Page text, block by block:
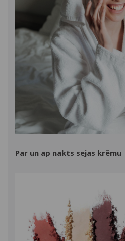
Par un ap nakts sejas krēmu